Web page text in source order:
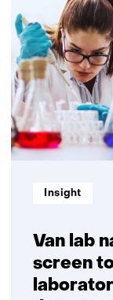
Ancora
zetten
in
op
diabetes
2
met
Van lab
screen
Insight